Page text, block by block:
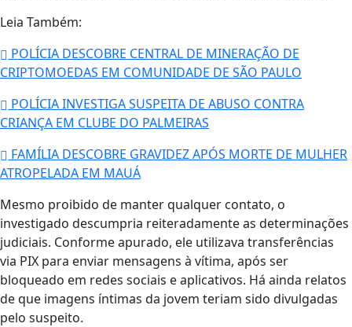
Leia Também:
POLÍCIA DESCOBRE CENTRAL DE MINERAÇÃO DE
CRIPTOMOEDAS EM COMUNIDADE DE SÃO PAULO
POLÍCIA INVESTIGA SUSPEITA DE ABUSO CONTRA
CRIANÇA EM CLUBE DO PALMEIRAS
FAMÍLIA DESCOBRE GRAVIDEZ APÓS MORTE DE MULHER
ATROPELADA EM MAUÁ
Mesmo proibido de manter qualquer contato, o
investigado descumpria reiteradamente as determinações
judiciais. Conforme apurado, ele utilizava transferências
via PIX para enviar mensagens à vítima, após ser
bloqueado em redes sociais e aplicativos. Há ainda relatos
de que imagens íntimas da jovem teriam sido divulgadas
pelo suspeito.